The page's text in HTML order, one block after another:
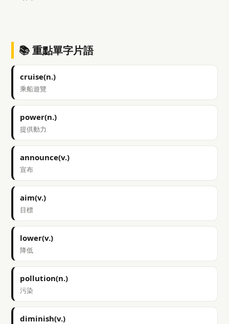
📚 重點單字片語
cruise(n.)
乘船遊覽
power(n.)
提供動力
announce(v.)
宣布
aim(v.)
目標
lower(v.)
降低
pollution(n.)
污染
diminish(v.)